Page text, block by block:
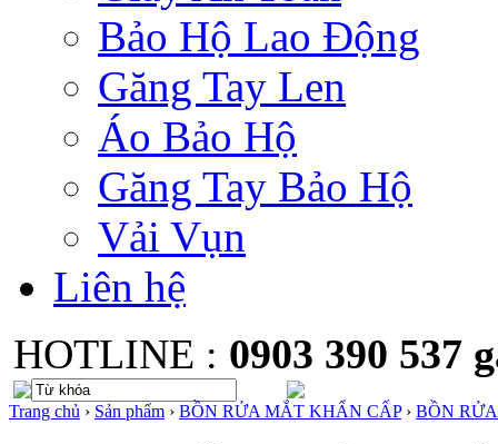
Bảo Hộ Lao Động
Găng Tay Len
Áo Bảo Hộ
Găng Tay Bảo Hộ
Vải Vụn
Liên hệ
HOTLINE : 0903 390 537
Trang chủ › Sản phẩm › BỒN RỬA MẮT KHẨN CẤP › BỒN